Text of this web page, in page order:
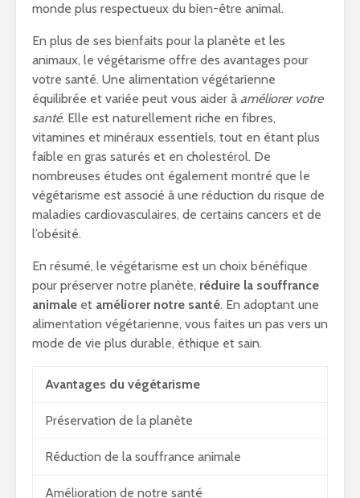
monde plus respectueux du bien-être animal.
En plus de ses bienfaits pour la planète et les
animaux, le végétarisme offre des avantages pour
votre santé. Une alimentation végétarienne
équilibrée et variée peut vous aider à améliorer votre
santé. Elle est naturellement riche en fibres,
vitamines et minéraux essentiels, tout en étant plus
faible en gras saturés et en cholestérol. De
nombreuses études ont également montré que le
végétarisme est associé à une réduction du risque de
maladies cardiovasculaires, de certains cancers et de
l’obésité.
En résumé, le végétarisme est un choix bénéfique
pour préserver notre planète, réduire la souffrance
animale et améliorer notre santé. En adoptant une
alimentation végétarienne, vous faites un pas vers un
mode de vie plus durable, éthique et sain.
Avantages du végétarisme
Préservation de la planète
Réduction de la souffrance animale
Amélioration de notre santé